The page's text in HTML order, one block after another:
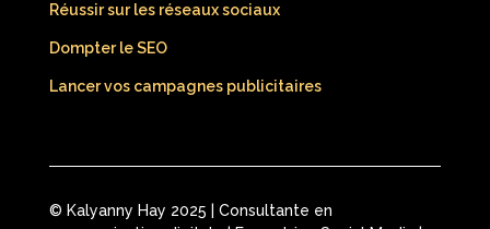
Réussir sur les réseaux sociaux
Dompter le SEO
Lancer vos campagnes publicitaires
© Kalyanny Hay 2025 | Consultante en